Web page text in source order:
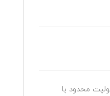
محدود با